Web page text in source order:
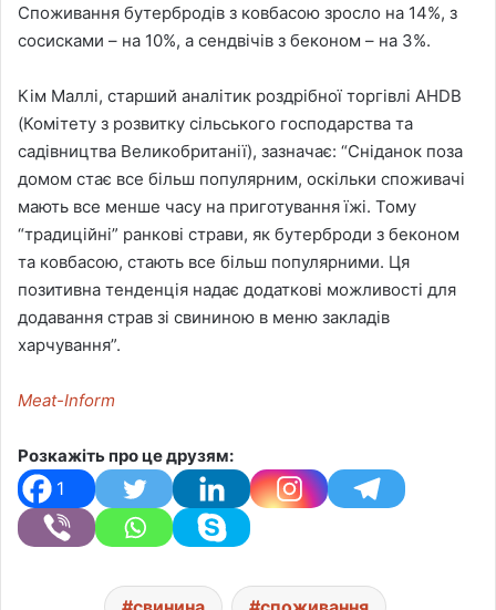
Споживання бутербродів з ковбасою зросло на 14%, з
сосисками – на 10%, а сендвічів з беконом – на 3%.
Кім Маллі, старший аналітик роздрібної торгівлі AHDB
(Комітету з розвитку сільського господарства та
садівництва Великобританії), зазначає: “Сніданок поза
домом стає все більш популярним, оскільки споживачі
мають все менше часу на приготування їжі. Тому
“традиційні” ранкові страви, як бутерброди з беконом
та ковбасою, стають все більш популярними. Ця
позитивна тенденція надає додаткові можливості для
додавання страв зі свининою в меню закладів
харчування”.
Meat-Inform
Розкажіть про це друзям:
1